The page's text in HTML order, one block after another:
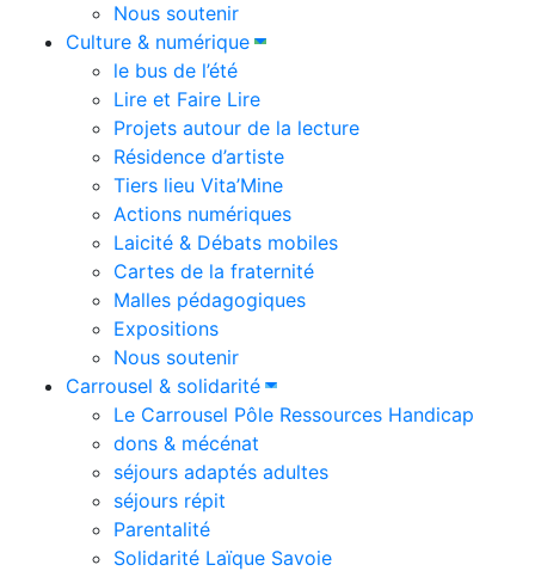
Nous soutenir
Culture & numérique
le bus de l’été
Lire et Faire Lire
Projets autour de la lecture
Résidence d’artiste
Tiers lieu Vita’Mine
Actions numériques
Laicité & Débats mobiles
Cartes de la fraternité
Malles pédagogiques
Expositions
Nous soutenir
Carrousel & solidarité
Le Carrousel Pôle Ressources Handicap
dons & mécénat
séjours adaptés adultes
séjours répit
Parentalité
Solidarité Laïque Savoie